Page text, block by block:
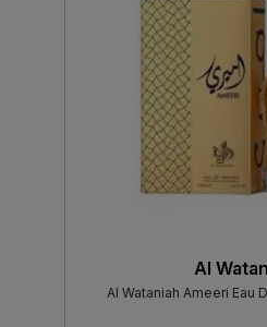
Al
Al Wataniah Ameeri Eau